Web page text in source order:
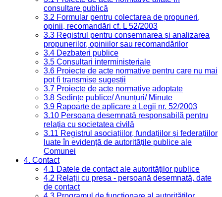
consultare publică
3.2 Formular pentru colectarea de propuneri,
opinii, recomandări cf. L 52/2003
3.3 Registrul pentru consemnarea și analizarea
propunerilor, opiniilor sau recomandărilor
3.4 Dezbateri publice
3.5 Consultari interministeriale
3.6 Proiecte de acte normative pentru care nu mai
pot fi transmise sugestii
3.7 Proiecte de acte normative adoptate
3.8 Ședințe publice/ Anunțuri/ Minute
3.9 Rapoarte de aplicare a Legii nr. 52/2003
3.10 Persoana desemnată responsabilă pentru
relația cu societatea civilă
3.11 Registrul asociațiilor, fundațiilor și federațiilor
luate în evidență de autoritățile publice ale
Comunei
4. Contact
4.1 Datele de contact ale autorităților publice
4.2 Relații cu presa - persoană desemnată, date
de contact